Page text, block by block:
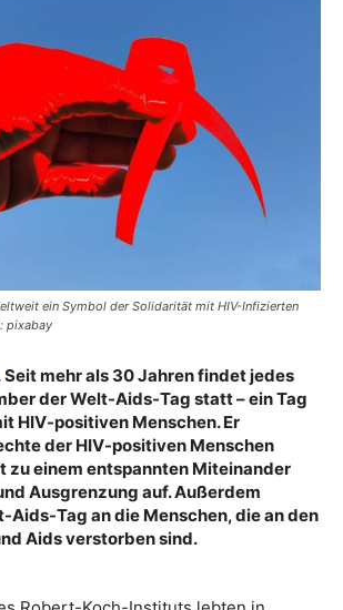
ein Symbol der Solidarität mit HIV-Infizierten
pixabay
Seit mehr als 30 Jahren findet jedes
der Welt-Aids-Tag statt – ein Tag
HIV-positiven Menschen. Er
der HIV-positiven Menschen
zu einem entspannten Miteinander
Ausgrenzung auf. Außerdem
Aids-Tag an die Menschen, die an den
Aids verstorben sind.